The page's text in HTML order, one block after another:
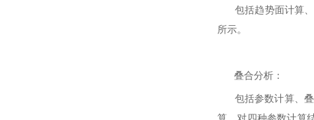
包括趋势面计算、
所示。
叠合分析：
包括参数计算、叠